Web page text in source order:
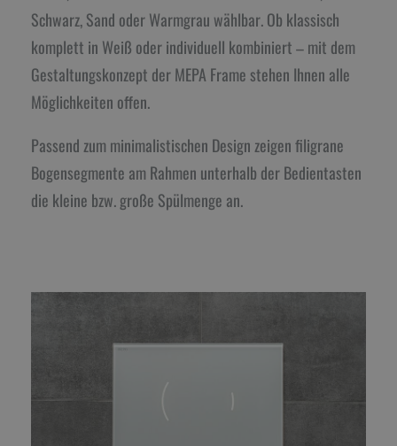
Schwarz, Sand oder Warmgrau wählbar. Ob klassisch
komplett in Weiß oder individuell kombiniert – mit dem
Gestaltungskonzept der MEPA Frame stehen Ihnen alle
Möglichkeiten offen.
Passend zum minimalistischen Design zeigen filigrane
Bogensegmente am Rahmen unterhalb der Bedientasten
die kleine bzw. große Spülmenge an.